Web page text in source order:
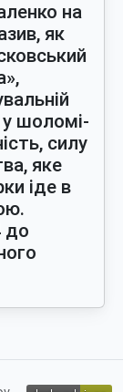
на
як
у шоломі-
силу
яке
іде в
до